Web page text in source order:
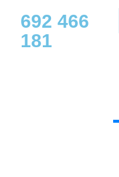
692 466
181